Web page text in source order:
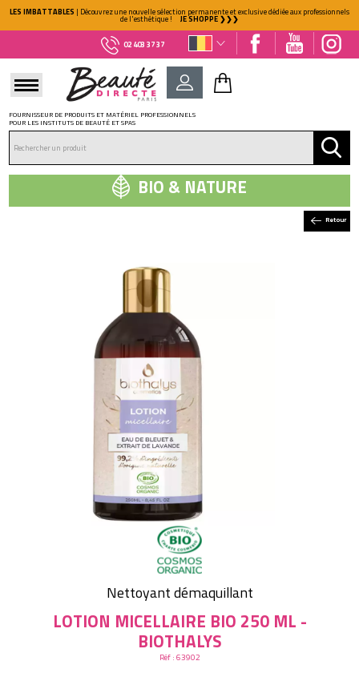
LES IMBATTABLES | Découvrez une nouvelle sélection permanente et exclusive dédiée aux professionnels
de l'esthétique ! JE SHOPPE ❯❯❯
02 403 37 37
NOUVEAU CLIENT ?
Créez votre compte
Créer mon compte
FOURNISSEUR DE PRODUITS ET MATÉRIEL PROFESSIONNELS
POUR LES INSTITUTS DE BEAUTÉ ET SPAS
Retour
BIO & NATURE
Nettoyant démaquillant
LOTION MICELLAIRE BIO 250 ML -
BIOTHALYS
Réf :63902